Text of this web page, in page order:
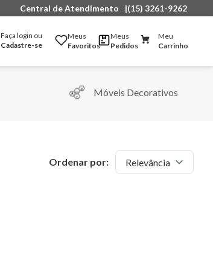
Central de Atendimento |(15) 3261-9262
Faça login ou
Cadastre-se
Meus
Favoritos
Meus
Pedidos
Meu
Carrinho
Móveis Decorativos
Ordenar por: Relevância